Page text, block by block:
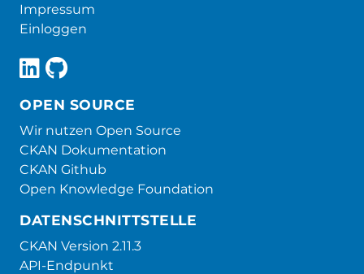
Impressum
Einloggen
OPEN SOURCE
Wir nutzen Open Source
CKAN Dokumentation
CKAN Github
Open Knowledge Foundation
DATENSCHNITTSTELLE
CKAN Version 2.11.3
API-Endpunkt